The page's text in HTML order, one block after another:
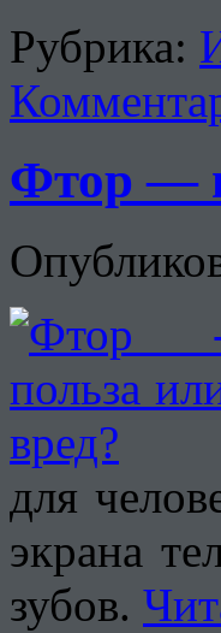
Рубрика:
Фтор —
для
экрана
зубов.